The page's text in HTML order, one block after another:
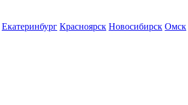
Екатеринбург Красноярск Новосибирск Омск